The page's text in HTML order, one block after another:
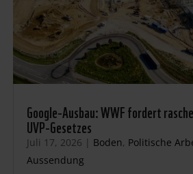
Google-Ausbau: WWF fordert
UVP-Gesetzes
Juli 17, 2026 | Boden, Politische
Aussendung